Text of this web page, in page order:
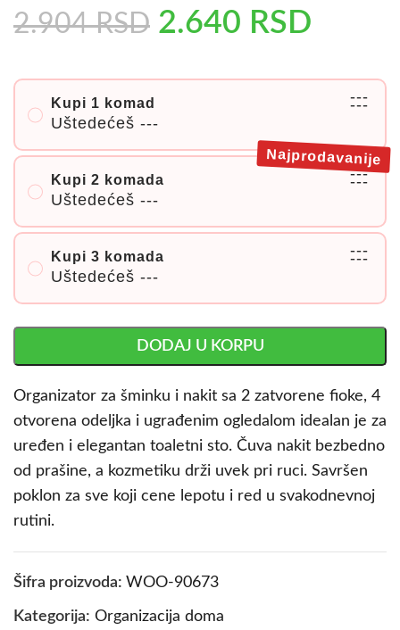
2.904RSD 2.640 RSD
Kupi 1 komad
Uštedećeš ---
---
---
Kupi 2 komada
Uštedećeš ---
---
---
Najprodavanije
Kupi 3 komada
Uštedećeš ---
---
---
DODAJ U KORPU
Organizator za šminku i nakit sa 2 zatvorene fioke, 4
otvorena odeljka i ugrađenim ogledalom idealan je za
uređen i elegantan toaletni sto. Čuva nakit bezbedno
od prašine, a kozmetiku drži uvek pri ruci. Savršen
poklon za sve koji cene lepotu i red u svakodnevnoj
rutini.
Šifra proizvoda: WOO-90673
Kategorija: Organizacija doma